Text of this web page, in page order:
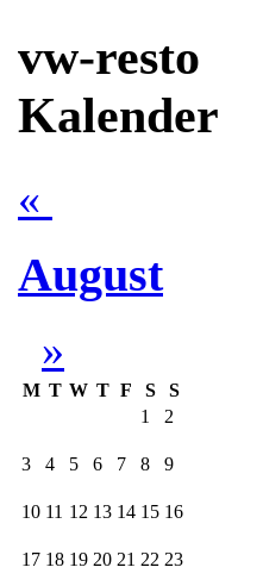
vw-resto
Kalender
«
August
»
M T W T F S
S
1
2
3 4 5 6 7 8 9
10 11 12 13 14 15 16
17 18 19 20 21 22 23